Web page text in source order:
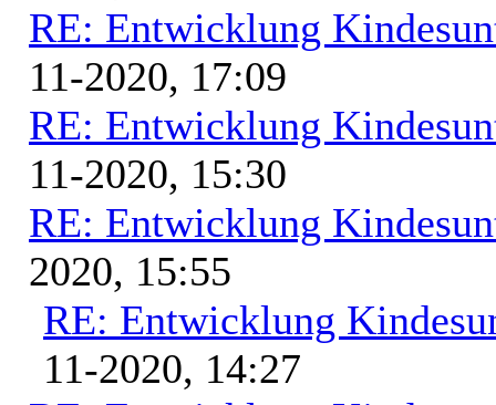
RE: Entwicklung
11-2020, 17:09
RE: Entwicklung
11-2020, 15:30
RE: Entwicklung
2020, 15:55
RE: Entwicklung
11-2020, 14:27